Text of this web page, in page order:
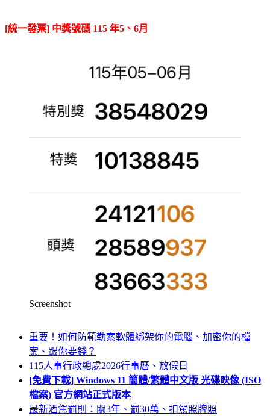
[統一發票] 中獎號碼 115 年5、6月
Screenshot
重要！如何防範勒索軟體綁架你的電腦、加密你的檔
案、跟你要錢？
115人事行政總處2026行事曆、放假日
[免費下載] Windows 11 簡體/繁體中文版 光碟映像 (ISO
檔案) 官方網站正式版本
最新酒駕罰則：關3年、罰30萬、扣駕照牌照